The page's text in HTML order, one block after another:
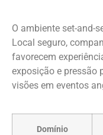
O ambiente set-and-
Local seguro,
favorecem
exposição e pressão
visões em eventos
Domínio